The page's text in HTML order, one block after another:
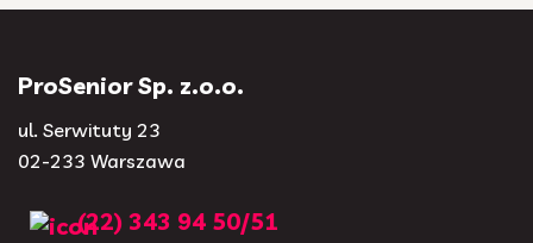
ProSenior Sp. z.o.o.
ul. Serwituty 23
02-233 Warszawa
(22) 343 94 50/51